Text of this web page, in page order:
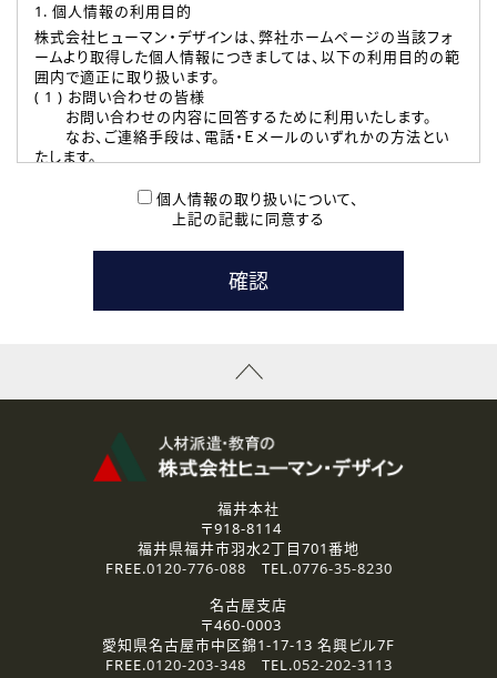
1. 個人情報の利用目的
株式会社ヒューマン・デザインは、弊社ホームページの当該フォ
ームより取得した個人情報につきましては、以下の利用目的の範
囲内で適正に取り扱います。
( 1 ) お問い合わせの皆様
お問い合わせの内容に回答するために利用いたします。
なお、ご連絡手段は、電話・Ｅメールのいずれかの方法とい
たします。
本登録に関するご連絡および本登録時の参考情報として利
たします。
( 3 ) スタッフ派遣を検討されている企業の皆様
お問い合わせの内容に回答するために利用いたします。
なお、ご連絡手段は、電話・Ｅメールのいずれかの方法とい
資料送付、受講相談に関するご連絡のために利用いたしま
その他、お問い合わせの内容に回答するために利用いたし
なお、ご連絡手段は、電話・Ｅメールのいずれかの方法とい
2.個人情報の第三者提供
ご提供いただいた個人情報は、法令等の規定に従う場合を除き、
3.個人情報の取り扱いの委託
弊社の定める個人情報保護の評価基準を満たした委託先に、個
人情報を委託する場合があります。
個人情報の取り扱いについて、
上記の記載に同意する
福井本社
〒918-8114
福井県福井市羽水2丁目701番地
FREE.0120-776-088 TEL.0776-35-8230
名古屋支店
〒460-0003
愛知県名古屋市中区錦1-17-13 名興ビル7F
FREE.0120-203-348 TEL.052-202-3113